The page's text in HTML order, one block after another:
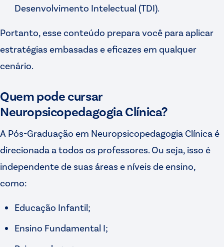
Desenvolvimento Intelectual (TDI).
Portanto, esse conteúdo prepara você para aplicar
estratégias embasadas e eficazes em qualquer
cenário.
Quem pode cursar
Neuropsicopedagogia Clínica?
A Pós-Graduação em Neuropsicopedagogia Clínica é
direcionada a todos os professores. Ou seja, isso é
independente de suas áreas e níveis de ensino,
como:
Educação Infantil;
Ensino Fundamental I;